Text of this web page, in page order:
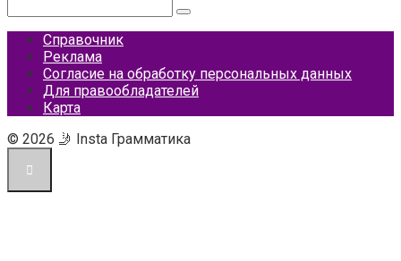
Справочник
Реклама
Согласие на обработку персональных данных
Для правообладателей
Карта
© 2026 🤳 Insta Грамматика